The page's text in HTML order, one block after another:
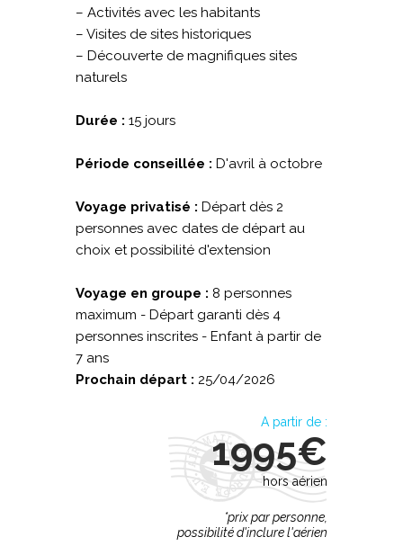
– Activités avec les habitants
– Visites de sites historiques
– Découverte de magnifiques sites
naturels
Durée : 15 jours
Période conseillée : D'avril à octobre
Voyage privatisé : Départ dès 2
personnes avec dates de départ au
choix et possibilité d'extension
Voyage en groupe : 8 personnes
maximum - Départ garanti dès 4
personnes inscrites - Enfant à partir de
7 ans
Prochain départ : 25/04/2026
A partir de :
1995€
hors aérien
*prix par personne,
possibilité d'inclure l'aérien